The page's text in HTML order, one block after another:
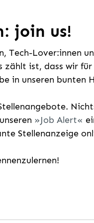
join us!
Tech-Lover:innen
zählt ist, dass wir
in unseren bunten
Job Alert
Stellenanzeige